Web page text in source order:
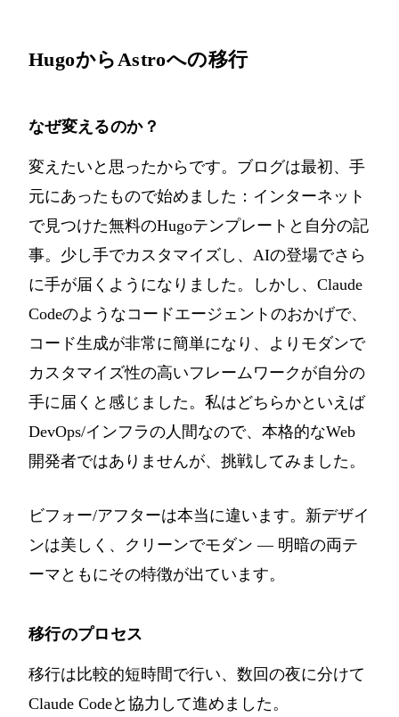
HugoからAstroへの移行
なぜ変えるのか？
変えたいと思ったからです。ブログは最初、手
元にあったもので始めました：インターネット
で見つけた無料のHugoテンプレートと自分の記
事。少し手でカスタマイズし、AIの登場でさら
に手が届くようになりました。しかし、Claude
Codeのようなコードエージェントのおかげで、
コード生成が非常に簡単になり、よりモダンで
カスタマイズ性の高いフレームワークが自分の
手に届くと感じました。私はどちらかといえば
DevOps/インフラの人間なので、本格的なWeb
開発者ではありませんが、挑戦してみました。
ビフォー/アフターは本当に違います。新デザイ
ンは美しく、クリーンでモダン — 明暗の両テ
ーマともにその特徴が出ています。
移行のプロセス
移行は比較的短時間で行い、数回の夜に分けて
Claude Codeと協力して進めました。